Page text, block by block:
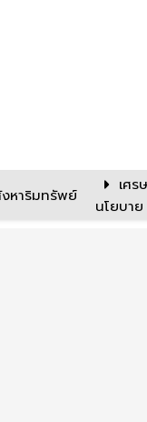
หาริมทรัพย์
เศร
นโยบาย